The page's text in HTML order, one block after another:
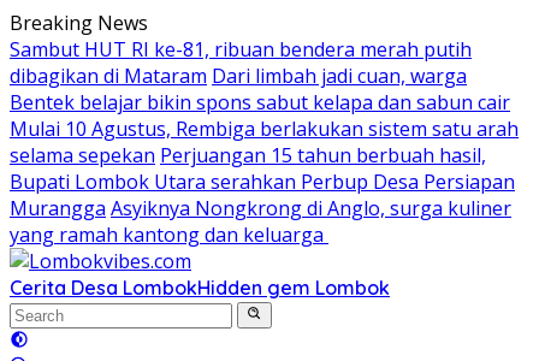
Skip
to
content
Breaking News
Sambut HUT RI ke-81, ribuan bendera merah putih
dibagikan di Mataram Dari limbah jadi cuan, warga
Bentek belajar bikin spons sabut kelapa dan sabun cair
Mulai 10 Agustus, Rembiga berlakukan sistem satu arah
selama sepekan Perjuangan 15 tahun berbuah hasil,
Bupati Lombok Utara serahkan Perbup Desa Persiapan
Murangga Asyiknya Nongkrong di Anglo, surga kuliner
yang ramah kantong dan keluarga
Cerita Desa LombokHidden gem Lombok